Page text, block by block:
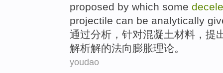
proposed by which some
projectile can be analytically
通过分析， 针对混凝土材料 ，提
解析解的法向 膨胀理论。
youdao